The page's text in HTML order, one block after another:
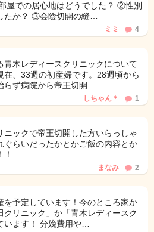
屋での居心地はどうでした？ ②性別
たか？ ③会陰切開の縫…
ミミ 4
青木レディースクリニックについて
在、33週の初産婦です。28週頃から
らず病院から帝王切開…
しちゃん＊ 1
ニックで帝王切開した方いらっしゃ
ぐらいだったかとかご飯の内容とか
まなみ 2
を予定しています！今のところ家か
クリニック」か「青木レディースク
います！ 分娩費用や…